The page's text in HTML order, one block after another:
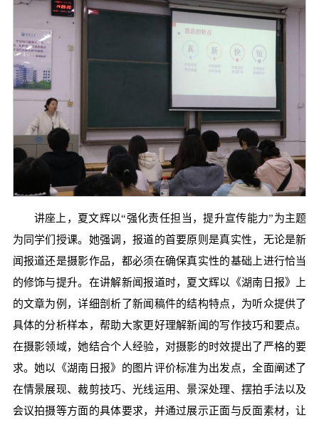
讲座上，夏文辉以“强化责任担当，提升宣传能力”为主题
为同学们授课。她强调，报道的首要原则是真实性，无论是新
闻报道还是摄影作品，都必须在确保真实性的基础上进行恰当
的修饰与提升。在讲解新闻报道时，夏文辉以《湖南日报》上
的文章为例，详细剖析了新闻稿件的结构特点，为听众提供了
具体的分析样本，帮助大家更好理解新闻的写作技巧和要点。
在摄影领域，她结合个人经验，对摄影的时效提出了严格的要
求。她以《湖南日报》的图片评价标准为出发点，全面阐述了
在情景展现、裁剪技巧、光线运用、景深处理、摆拍手法以及
会议拍摄等方面的具体要求，并通过展示正面与反面素材，让